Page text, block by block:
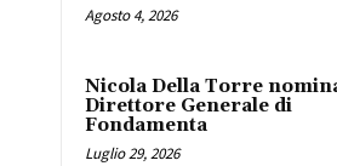
Agosto 4, 2026
Nicola Della Torre
Direttore Generale di
Fondamenta
Luglio 29, 2026